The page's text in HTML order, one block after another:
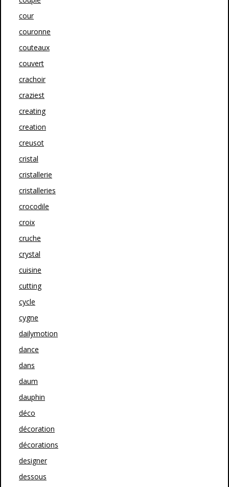
cour
couronne
couteaux
couvert
crachoir
craziest
creating
creation
creusot
cristal
cristallerie
cristalleries
crocodile
croix
cruche
crystal
cuisine
cutting
cycle
cygne
dailymotion
dance
dans
daum
dauphin
déco
décoration
décorations
designer
dessous